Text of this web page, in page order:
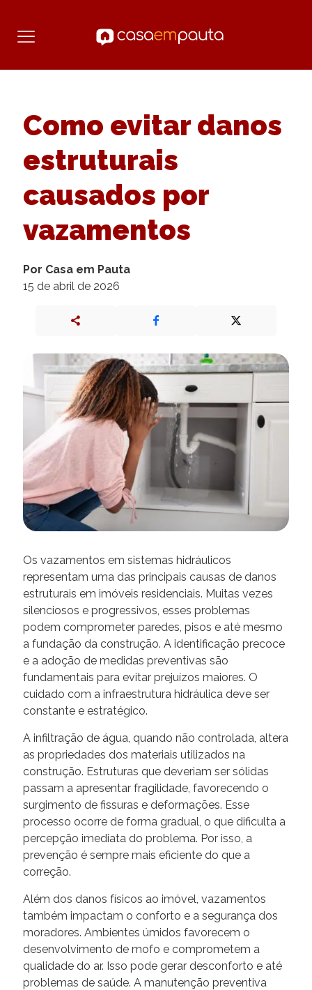
Como evitar danos
estruturais
causados por
vazamentos
Por Casa em Pauta
15 de abril de 2026
Os vazamentos em sistemas hidráulicos
representam uma das principais causas de danos
estruturais em imóveis residenciais. Muitas vezes
silenciosos e progressivos, esses problemas
podem comprometer paredes, pisos e até mesmo
a fundação da construção. A identificação precoce
e a adoção de medidas preventivas são
fundamentais para evitar prejuízos maiores. O
cuidado com a infraestrutura hidráulica deve ser
constante e estratégico.
A infiltração de água, quando não controlada, altera
as propriedades dos materiais utilizados na
construção. Estruturas que deveriam ser sólidas
passam a apresentar fragilidade, favorecendo o
surgimento de fissuras e deformações. Esse
processo ocorre de forma gradual, o que dificulta a
percepção imediata do problema. Por isso, a
prevenção é sempre mais eficiente do que a
correção.
Além dos danos físicos ao imóvel, vazamentos
também impactam o conforto e a segurança dos
moradores. Ambientes úmidos favorecem o
desenvolvimento de mofo e comprometem a
qualidade do ar. Isso pode gerar desconforto e até
problemas de saúde. A manutenção preventiva